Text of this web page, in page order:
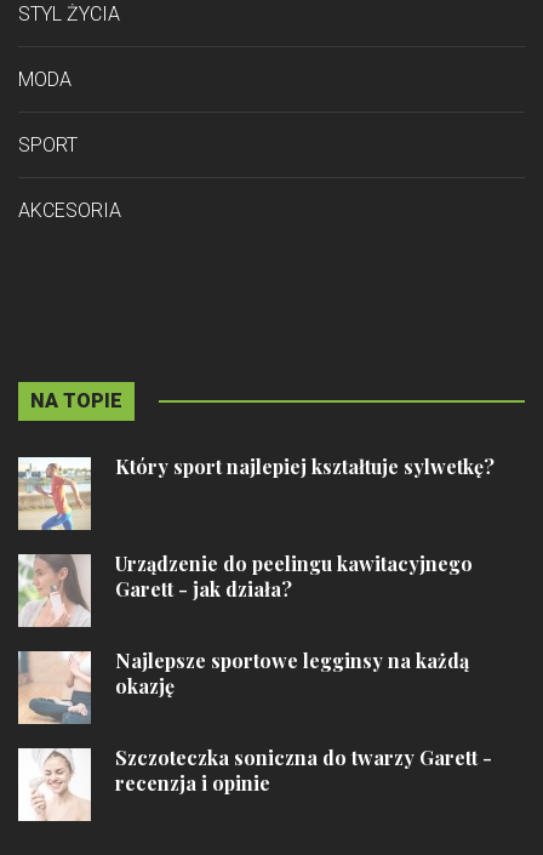
STYL ŻYCIA
MODA
SPORT
AKCESORIA
NA TOPIE
Który sport najlepiej kształtuje sylwetkę?
Urządzenie do peelingu kawitacyjnego
Garett - jak działa?
Najlepsze sportowe legginsy na każdą
okazję
Szczoteczka soniczna do twarzy Garett -
recenzja i opinie